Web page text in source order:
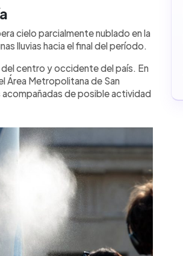
recomiendan
cielo parcialmente nublado en la
lluvias hacia el final del período.
del centro y occidente del país. En
Área Metropolitana de San
acompañadas de posible actividad